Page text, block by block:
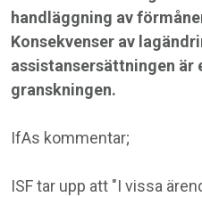
handläggning av
Konsekvenser av
assistansersättningen är
granskningen.
IfAs kommentar;
ISFtar upp att "I vissa